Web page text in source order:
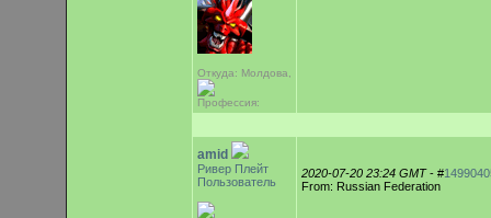
Откуда: Молдова,
Профессия:
amid
Ривер Плейт
Пользователь
2020-07-20 23:24 GMT- #
From: Russian Federation